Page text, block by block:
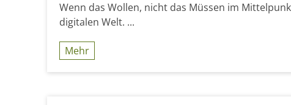
Wenn das Wollen, nicht das Müssen im
digitalen Welt. ...
Mehr